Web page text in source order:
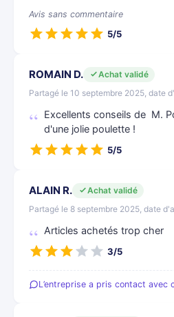
Avis sans commentaire
5/5
ROMAIN D.
Achat validé
Partagé le 10 septembre 2025, date
Excellents conseils de M.
d'une jolie poulette !
5/5
ALAIN R.
Achat validé
Partagé le 8 septembre 2025, date
Articles achetés trop cher
3/5
L’entreprise a pris contact avec